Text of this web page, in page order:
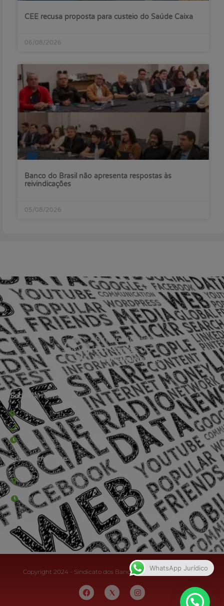
CEE recusa proposta para custeio do Saúde Caixa
06/08/2026
Banco do Brasil não apresenta respostas às
reivindicações
05/08/2026
Sede Barra Mansa
Rua Rio Branco, nº107 (2º andar), Centro - Cep: 27.330-030
(24) 3323-2848 ou (24) 3323-2500
De segunda à sexta-feira , das 9h às 17h.
Sede Campestre:
Estrada Governador Chagas Freitas – 3.780 – Colônia Santo
Antônio – Barra Mansa
De terça-feira a domingo, das 9h às 17h
Copyright 2024 - Sindicato dos Bancários do Sul Fluminense
WhatsApp Jurídico